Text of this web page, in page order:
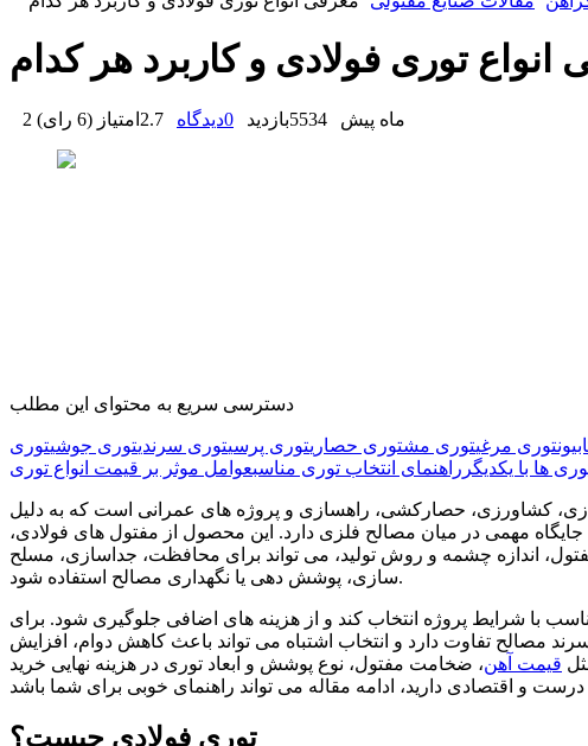
انواع توری فولادی و کاربرد هر کدام
2 ماه پیش 5534بازدید 0دیدگاه 2.7 امتیاز (6 رای )
دسترسی سریع به محتوای این مطلب
توری مرغیتوری مشتوری حصاریتوری پرسیتوری سرندیتوری جوشیتوری
ها با یکدیگر راهنمای انتخاب توری مناسبعوامل موثر بر قیمت انواع توری
کشاورزی، حصارکشی، راهسازی و پروژه های عمرانی است که به دلیل
مهمی در میان مصالح فلزی دارد. این محصول از مفتول های فولادی،
اندازه چشمه و روش تولید، می تواند برای محافظت، جداسازی، مسلح
سازی، پوشش دهی یا نگهداری مصالح استفاده شود.
با شرایط پروژه انتخاب کند و از هزینه های اضافی جلوگیری شود. برای
مصالح تفاوت دارد و انتخاب اشتباه می تواند باعث کاهش دوام، افزایش
قیمت آهن، ضخامت مفتول، نوع پوشش و ابعاد توری در هزینه نهایی خرید
توری فولادی چیست؟